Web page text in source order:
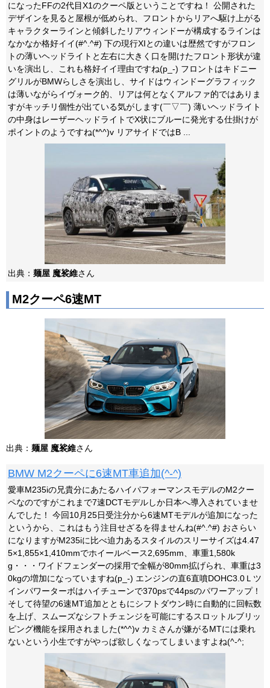
になったFFの2代目X1のクーペ版ということですね！ 公開された
デザインを見ると屋根が低められ、フロントからリアへ駆け上がる
キャラクターラインと傾斜したリアウィンドーが構成するラインは
なかなか格好イイ(#^.^#) 下の現行XIとの違いは歴然ですがフロン
トの薄いヘッドライトと左右に大きく口を開けたフロント形状が違
いを演出し、これも格好イイ理由ですね(p_-) フロントはキドニー
グリルがBMWらしさを演出し、サイドはウィンドーグラフィック
は薄いながらイヴォーク的、リアは何となくアルファ的ではありま
すがキッチリ個性が出ている気がします(￣▽￣) 薄いヘッドライト
の中身はレーザーヘッドライトでX状にブルーに発光する仕掛けが
ポイントのようですね(*^^)v リアサイドではB ...
出典： 麺屋 魔裟維さん
M2クーペ6速MT
出典： 麺屋 魔裟維さん
BMW M2クーペに6速MT車追加(^-^)
愛車M235iの兄貴分にあたるハイパフォーマンスモデルのM2クー
ペなのですがこれまで7速DCTモデルしか日本へ導入されていませ
んでした！ 今回10月25日受注分から6速MTモデルが追加になった
というから、これはもう注目せざるを得ませんね(#^.^#) おさらい
になりますがM235iに比べ迫力あるスタイルのスリーサイズは4.47
5×1,855×1,410mmでホイールベース2,695mm、車重1,580k
g・・・ワイドフェンダーの採用で全幅が80mm拡げられ、車重は3
0kgの増加になっていますね(p_-) エンジンの直6直噴DOHC3.0Ｌツ
インパワーターボはハイチューンで370psで44psのパワーアップ！
そして待望の6速MT追加とともにシフトダウン時に自動的に回転数
を上げ、スムーズなシフトチェンジを可能にするスロットルブリッ
ピング機能を採用されました(*^^)v カミさんが嫌がるMTには乗れ
ないという小生ですがやっぱ欲しくなってしまいますよね(^-^;